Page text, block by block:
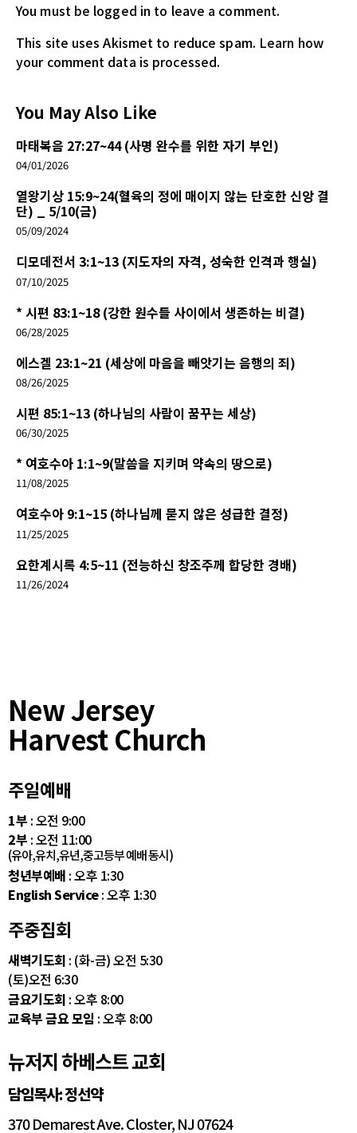
You must be logged in to leave a comment.
This site uses Akismet to reduce spam. Learn how
your comment data is processed.
You May Also Like
마태복음 27:27~44 (사명 완수를 위한 자기 부인)
04/01/2026
열왕기상 15:9~24(혈육의 정에 매이지 않는 단호한 신앙 결
단) _ 5/10(금)
05/09/2024
디모데전서 3:1~13 (지도자의 자격, 성숙한 인격과 행실)
07/10/2025
* 시편 83:1~18 (강한 원수들 사이에서 생존하는 비결)
06/28/2025
에스겔 23:1~21 (세상에 마음을 빼앗기는 음행의 죄)
08/26/2025
시편 85:1~13 (하나님의 사람이 꿈꾸는 세상)
06/30/2025
* 여호수아 1:1~9(말씀을 지키며 약속의 땅으로)
11/08/2025
여호수아 9:1~15 (하나님께 묻지 않은 성급한 결정)
11/25/2025
요한계시록 4:5~11 (전능하신 창조주께 합당한 경배)
11/26/2024
New Jersey
Harvest Church
주일예배
1부 : 오전 9:00
2부 : 오전 11:00
(유아,유치,유년,중고등부 예배 동시)
청년부예배 : 오후 1:30
English Service: 오후 1:30
주중집회
새벽기도회 : (화-금) 오전 5:30
(토)오전 6:30
금요기도회 : 오후 8:00
교육부 금요 모임 : 오후 8:00
뉴저지 하베스트 교회
담임목사: 정선약
370 Demarest Ave. Closter, NJ 07624